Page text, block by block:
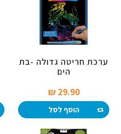
ערכת חריטה גדולה -בת
הים
29.90 ₪‎
הוסף לסל